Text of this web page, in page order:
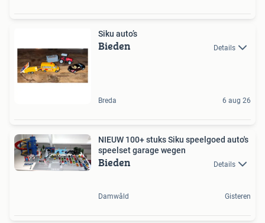
Siku auto’s
Bieden Details
Breda 6 aug 26
NIEUW 100+ stuks Siku speelgoed auto's
speelset garage wegen
Bieden Details
Damwâld Gisteren